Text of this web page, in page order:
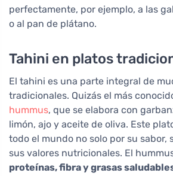
perfectamente, por ejemplo, a las
o al pan de plátano.
Tahini en platos
El tahini es una parte integral de
tradicionales. Quizás el más
hummus, que se elabora con
limón, ajo y aceite de oliva. Este
todo el mundo no solo por su sabor,
sus valores nutricionales. El
proteínas, fibra y grasas